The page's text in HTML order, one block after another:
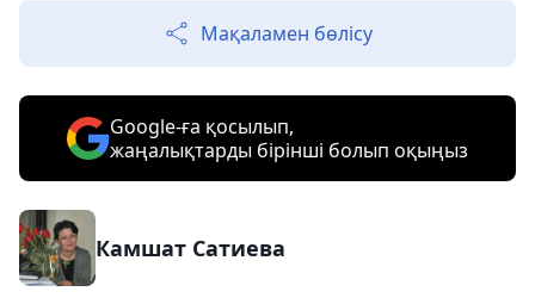
Мақаламен бөлісу
Google-ға қосылып,
жаңалықтарды бірінші болып оқыңыз
Камшат Сатиева